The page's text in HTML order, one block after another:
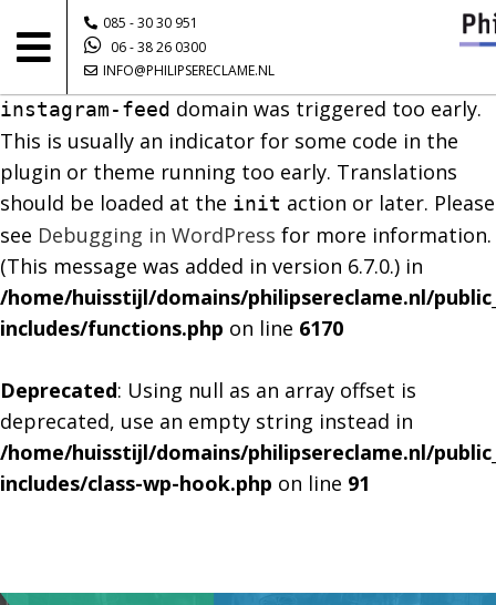
Notice
: Function _load_textdomain_just_in_time
was called incorrectly. Translation loading for the
instagram-feed domain was triggered too early.
This is usually an indicator for some code in the
plugin or theme running too early. Translations
should be loaded at the init action or later. Please
see Debugging in WordPress for more information.
(This message was added in version 6.7.0.) in
/home/huisstijl/domains/philipsereclame.nl/
includes/functions.php on line 6170
Deprecated: Using null as an array offset is
deprecated, use an empty string instead in
/home/huisstijl/domains/philipsereclame.nl/
includes/class-wp-hook.php on line 91
085 - 30 30 951
06 - 38 26 0300
INFO@PHILIPSERECLAME.NL